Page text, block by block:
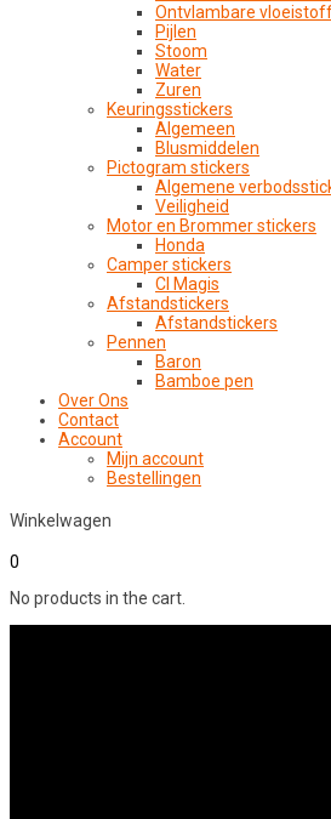
Ontvlambare
Pijlen
Stoom
Water
Zuren
Keuringsstickers
Algemeen
Blusmiddelen
Pictogram stickers
Algemene
Veiligheid
Motor en Brommer stickers
Honda
Camper stickers
CI Magis
Afstandstickers
Afstandstickers
Pennen
Baron
Bamboe pen
Over Ons
Contact
Account
Mijn account
Bestellingen
Winkelwagen
0
No products in the cart.